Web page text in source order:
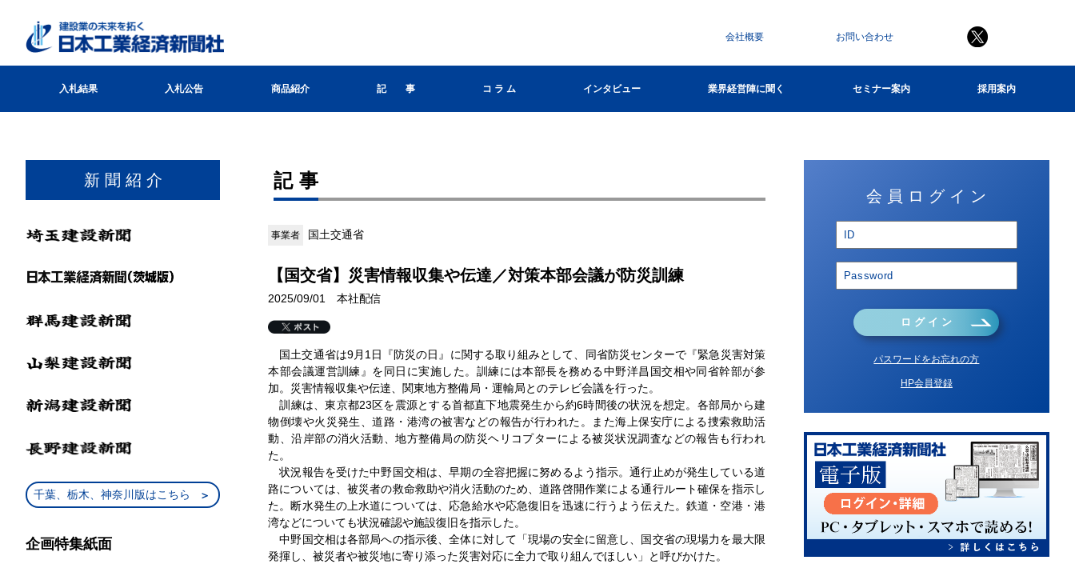
会社概要 お問い合わせ
入札結果 入札公告 商品紹介 記 事 コ ラ ム インタビュー 業界経営陣に聞く セミナー案内 採用案内
新 聞 紹 介
千葉、栃木、神奈川版はこちら
企画特集紙面
記事
事業者 国土交通省
【国交省】災害情報収集や伝達／対策本部会議が防災訓練
2025/09/01 本社配信
国土交通省は9月1日『防災の日』に関する取り組みとして、同省防災センターで『緊急災害対策
本部会議運営訓練』を同日に実施した。訓練には本部長を務める中野洋昌国交相や同省幹部が参
加。災害情報収集や伝達、関東地方整備局・運輸局とのテレビ会議を行った。
訓練は、東京都23区を震源とする首都直下地震発生から約6時間後の状況を想定。各部局から建
物倒壊や火災発生、道路・港湾の被害などの報告が行われた。また海上保安庁による捜索救助活
動、沿岸部の消火活動、地方整備局の防災ヘリコプターによる被災状況調査などの報告も行われ
た。
状況報告を受けた中野国交相は、早期の全容把握に努めるよう指示。通行止めが発生している道
路については、被災者の救命救助や消火活動のため、道路啓開作業による通行ルート確保を指示し
た。断水発生の上水道については、応急給水や応急復旧を迅速に行うよう伝えた。鉄道・空港・港
湾などについても状況確認や施設復旧を指示した。
中野国交相は各部局への指示後、全体に対して「現場の安全に留意し、国交省の現場力を最大限
発揮し、被災者や被災地に寄り添った災害対応に全力で取り組んでほしい」と呼びかけた。
会 員 ロ グ イ ン
ロ グ イ ン
パスワードをお忘れの方
HP会員登録